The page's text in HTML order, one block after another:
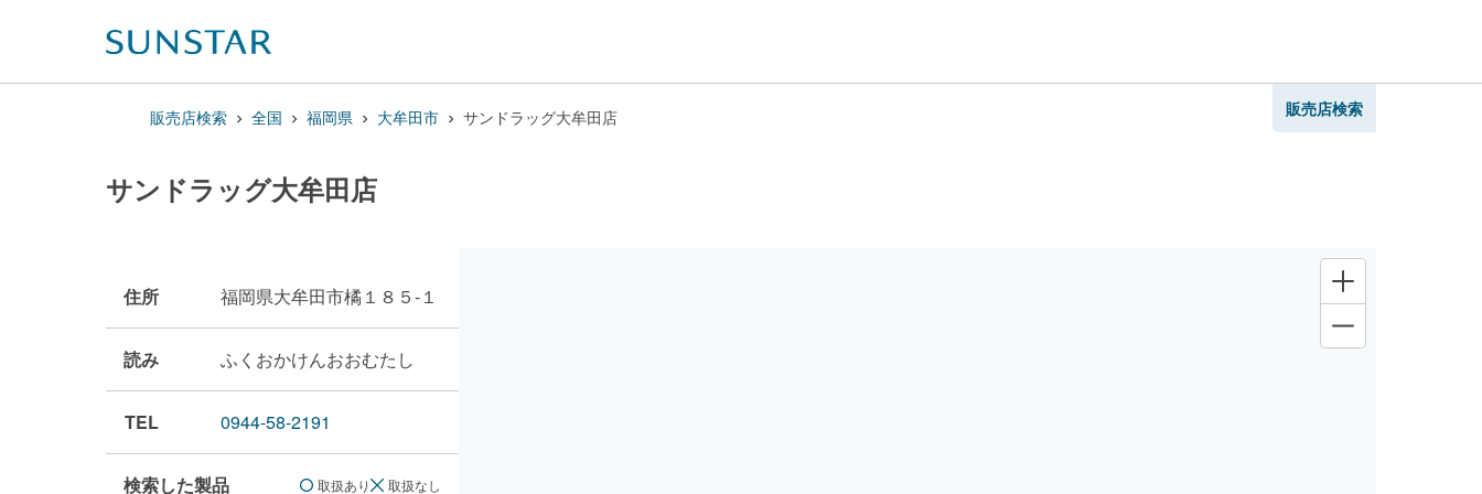
販売店検索 全国 福岡県 大牟田市 サンドラッグ大牟田店 販売店検索
サンドラッグ大牟田店
住所 福岡県大牟田市橘１８５-１
読み ふくおかけんおおむたし
TEL 0944-58-2191
検索した製品 取扱あり 取扱なし